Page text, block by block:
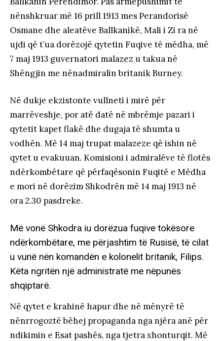
nënshkruar më 16 prill 1913 mes Perandorisë
Osmane dhe aleatëve Ballkanikë, Mali i Zi ra në
ujdi që t’ua dorëzojë qytetin Fuqive të mëdha, më
7 maj 1913 guvernatori malazez u takua në
Shëngjin me nënadmiralin britanik Burney.
Në dukje ekzistonte vullneti i mirë për
marrëveshje, por atë datë në mbrëmje pazari i
qytetit kapet flakë dhe dugaja të shumta u
vodhën. Më 14 maj trupat malazeze që ishin në
qytet u evakuuan. Komisioni i admiralëve të flotës
ndërkombëtare që përfaqësonin Fuqitë e Mëdha
e mori në dorëzim Shkodrën më 14 maj 1913 në
ora 2.30 pasdreke.
Më vonë Shkodra iu dorëzua fuqive tokësore
ndërkombëtare, me përjashtim të Rusisë, të cilat
u vunë nën komandën e kolonelit britanik, Filips.
Këta ngritën një administratë me nëpunës
shqiptarë.
Në qytet e krahinë hapur dhe në mënyrë të
nënrrogoztë bëhej propaganda nga njëra anë për
ndikimin e Esat pashës, nga tjetra xhonturqit. Më